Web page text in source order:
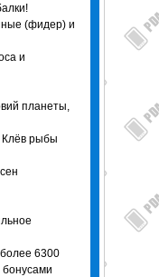
(фидер) и
и
планеты,
Клёв рыбы
6300
бонусами